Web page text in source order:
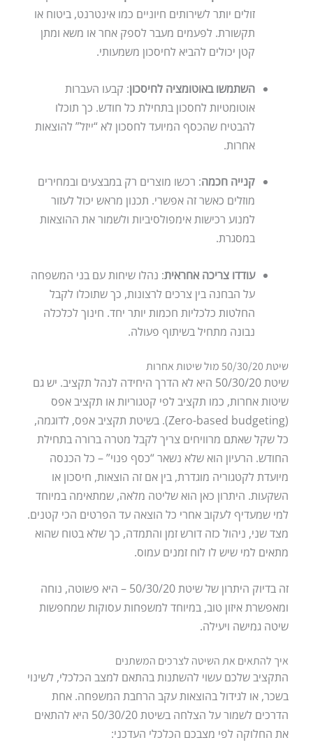
זולים יותר לשירותים חיוניים כמו אינטרנט, ביטוח או
תקשורת. לפעמים מעבר לספק אחר או משא ומתן
קטן יכולים להביא לחיסכון משמעותי.
השתמשו באוטומציה לחיסכון: קבעו העברות
אוטומטיות לחסכון בתחילת כל חודש. כך תוכלו
להבטיח שהכסף המיועד לחסכון לא “ייזל” להוצאות
אחרות.
קנייה חכמה: רכשו מוצרים רק במבצעים ובמחירים
מוזלים כאשר זה אפשרי. תכנון מראש יכול לעזור
למנוע רכישות אימפולסיביות ולשמור את ההוצאות
במסגרת.
עודדו צריכה אחראית: נהלו שיחות עם בני המשפחה
על הבחנה בין צרכים לרצונות, כך שתוכלו לקבל
החלטות כלכליות חכמות יותר יחד. חינוך לכלכלה
נבונה מתחיל בשיתוף פעולה.
שיטת 50/30/20 מול שיטות אחרות
שיטת 50/30/20 היא לא הדרך היחידה לנהל תקציב. יש גם
שיטות אחרות, כמו תקציב לפי קטגוריות או תקציב אפס
(Zero-based budgeting). בשיטת תקציב אפס, לדוגמה,
כל שקל שאתם מרוויחים צריך לקבל מטרה ברורה בתחילת
החודש. הרעיון הוא שלא נשאר “כסף פנוי” – כל הכנסה
מיועדת לקטגוריה מוגדרת, בין אם זה הוצאות, חיסכון או
השקעות. היתרון כאן הוא שליטה מלאה, שמתאימה במיוחד
למי שמעדיף לעקוב אחרי כל הוצאה עד הפרטים הכי קטנים.
מצד שני, ניהול כזה דורש זמן והתמדה, כך שלא בטוח שהוא
מתאים למי שיש לו לוח זמנים עמוס.
זה בדיוק היתרון של שיטת 50/30/20 – היא פשוטה, נוחה
ומאפשרת איזון טוב, במיוחד למשפחות עסוקות שמחפשות
שיטה גמישה ויעילה.
איך להתאים את השיטה לצרכים המשתנים
התקציב שלכם עשוי להשתנות בהתאם למצב הכלכלי, לשינוי
בשכר, או לגידול בהוצאות עקב הרחבת המשפחה. אחת
הדרכים לשמור על הצלחה בשיטת 50/30/20 היא להתאים
את החלוקה לפי מצבכם הכלכלי העדכני: